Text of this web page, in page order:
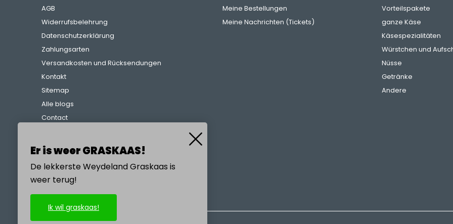
AGB
Widerrufsbelehrung
Datenschutzerklärung
Zahlungsarten
Versandkosten und Rücksendungen
Kontakt
Sitemap
Alle blogs
Contact
Referenzen
Meine Bestellungen
Meine Nachrichten (Tickets)
Vorteilspakete
ganze Käse
Käsespezialitäten
Würstchen und
Nüsse
Getränke
Andere
Er is weer GRASKAAS!
De lekkerste Weydeland Graskaas is
weer terug!
Ik wil graskaas!